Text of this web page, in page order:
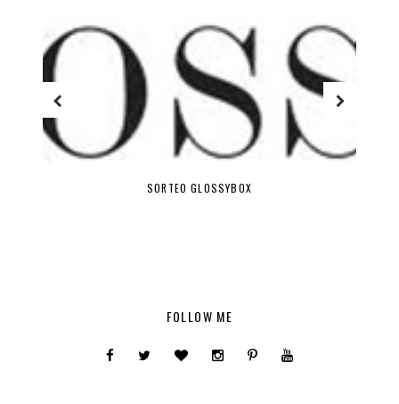
SORTEO GLOSSYBOX
FOLLOW ME